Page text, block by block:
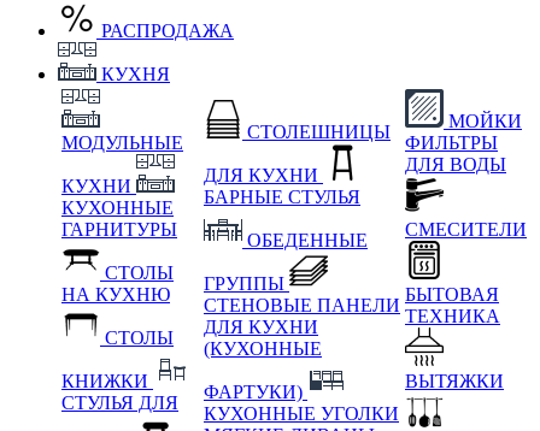
РАСПРОДАЖА
КУХНЯ
МОДУЛЬНЫЕ
КУХНИ
КУХОННЫЕ
ГАРНИТУРЫ
СТОЛЫ
НА КУХНЮ
СТОЛЫ
КНИЖКИ
СТУЛЬЯ ДЛЯ
СТОЛЕШНИЦЫ
ДЛЯ КУХНИ
БАРНЫЕ СТУЛЬЯ
ОБЕДЕННЫЕ
ГРУППЫ
СТЕНОВЫЕ ПАНЕЛИ
ДЛЯ КУХНИ
(КУХОННЫЕ
ФАРТУКИ)
КУХОННЫЕ УГОЛКИ
МОЙКИ
ФИЛЬТРЫ
ДЛЯ ВОДЫ
СМЕСИТЕЛИ
БЫТОВАЯ
ТЕХНИКА
ВЫТЯЖКИ